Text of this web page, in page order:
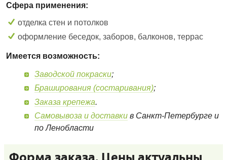
Сфера применения:
отделка стен и потолков
оформление беседок, заборов, балконов, террас
Имеется возможность:
Заводской покраски;
Браширования (состаривания);
Заказа крепежа.
Самовывоза и доставки в Санкт-Петербурге и
по Ленобласти